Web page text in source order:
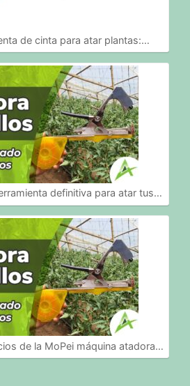
de cinta para atar plantas:…
definitiva para atar tus…
de la MoPei máquina atadora…